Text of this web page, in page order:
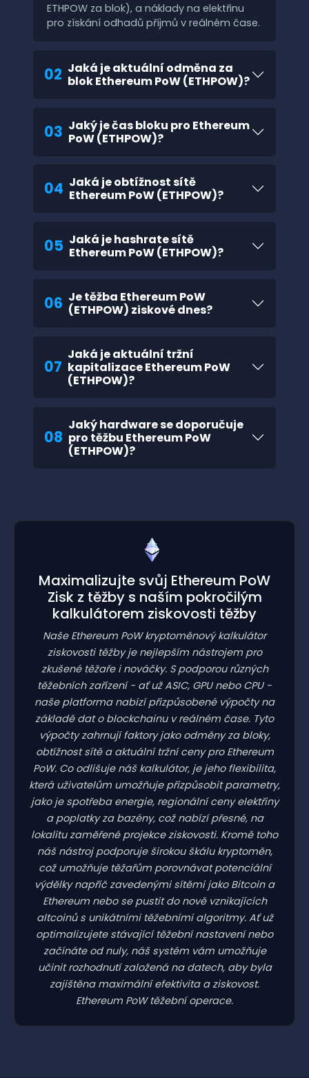
ETHPOW za blok), a náklady na elektřinu
pro získání odhadů příjmů v reálném čase.
02 Jaká je aktuální odměna za
blok Ethereum PoW (ETHPOW)?
03 Jaký je čas bloku pro Ethereum
PoW (ETHPOW)?
04 Jaká je obtížnost sítě
Ethereum PoW (ETHPOW)?
05 Jaká je hashrate sítě
Ethereum PoW (ETHPOW)?
06 Je těžba Ethereum PoW
(ETHPOW) ziskové dnes?
07
Jaká je aktuální tržní
kapitalizace Ethereum PoW
(ETHPOW)?
08
Jaký hardware se doporučuje
pro těžbu Ethereum PoW
(ETHPOW)?
Maximalizujte svůj Ethereum PoW
Zisk z těžby s naším pokročilým
kalkulátorem ziskovosti těžby
Naše Ethereum PoW kryptoměnový kalkulátor
ziskovosti těžby je nejlepším nástrojem pro
zkušené těžaře i nováčky. S podporou různých
těžebních zařízení - ať už ASIC, GPU nebo CPU -
naše platforma nabízí přizpůsobené výpočty na
základě dat o blockchainu v reálném čase. Tyto
výpočty zahrnují faktory jako odměny za bloky,
obtížnost sítě a aktuální tržní ceny pro Ethereum
PoW. Co odlišuje náš kalkulátor, je jeho flexibilita,
která uživatelům umožňuje přizpůsobit parametry,
jako je spotřeba energie, regionální ceny elektřiny
a poplatky za bazény, což nabízí přesné, na
lokalitu zaměřené projekce ziskovosti. Kromě toho
náš nástroj podporuje širokou škálu kryptoměn,
což umožňuje těžařům porovnávat potenciální
výdělky napříč zavedenými sítěmi jako Bitcoin a
Ethereum nebo se pustit do nově vznikajících
altcoinů s unikátními těžebními algoritmy. Ať už
optimalizujete stávající těžební nastavení nebo
začínáte od nuly, náš systém vám umožňuje
učinit rozhodnutí založená na datech, aby byla
zajištěna maximální efektivita a ziskovost.
Ethereum PoW těžební operace.